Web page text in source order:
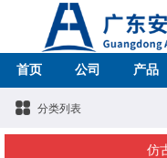
首页 公司 产品
分类列表
仿